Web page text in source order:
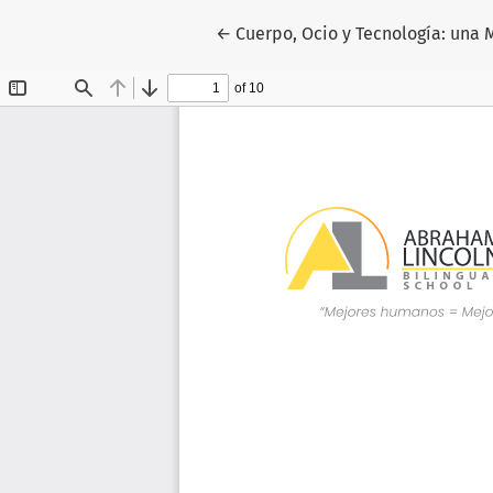
← Volver a los detalles del
Cuerpo, Ocio y Tecnología: